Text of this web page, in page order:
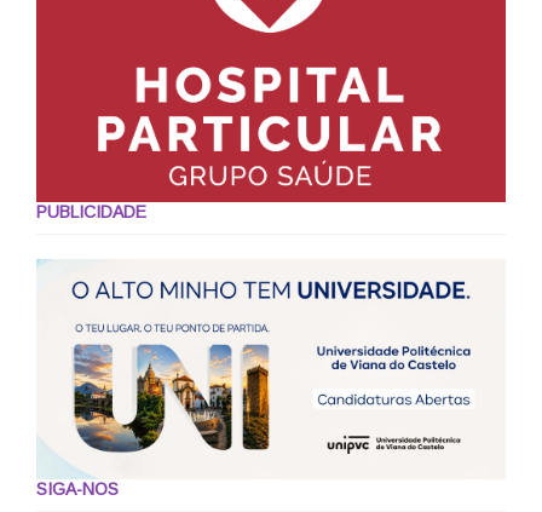
PUBLICIDADE
SIGA-NOS